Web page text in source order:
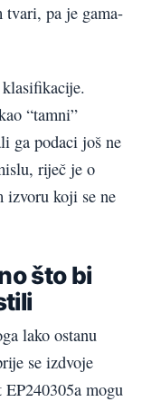
tvari, pa je gama-
“tamni”
ga podaci još ne
riječ je o
izvoru koji se ne
što bi
lako ostanu
se izdvoje
mogu